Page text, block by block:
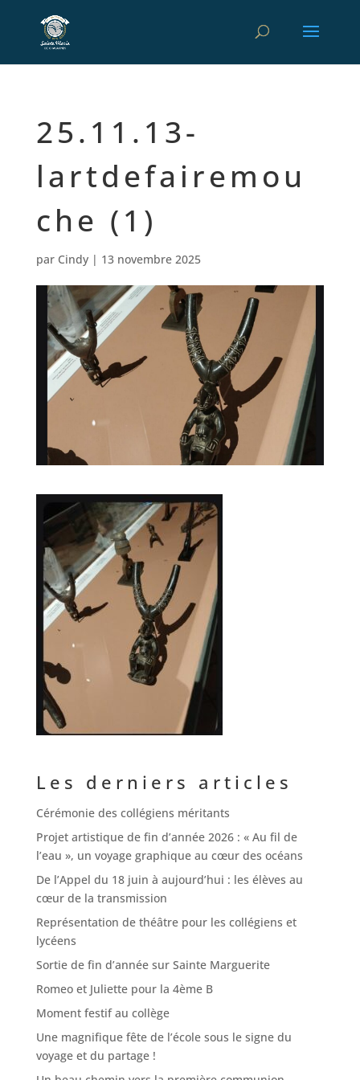
25.11.13-
lartdefairemou
che (1)
par Cindy| 13 novembre 2025
Les derniers articles
Cérémonie des collégiens méritants
Projet artistique de fin d’année 2026 : « Au fil de
l’eau », un voyage graphique au cœur des océans
De l’Appel du 18 juin à aujourd’hui : les élèves au
cœur de la transmission
Représentation de théâtre pour les collégiens et
lycéens
Sortie de fin d’année sur Sainte Marguerite
Romeo et Juliette pour la 4ème B
Moment festif au collège
Une magnifique fête de l’école sous le signe du
voyage et du partage !